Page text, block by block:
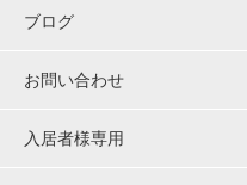
ブログ
お問い合わせ
入居者様専用